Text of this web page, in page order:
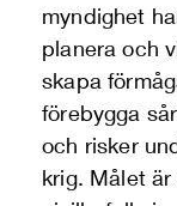
myndighet
planera och
skapa
förebygga
och risker
krig. Målet